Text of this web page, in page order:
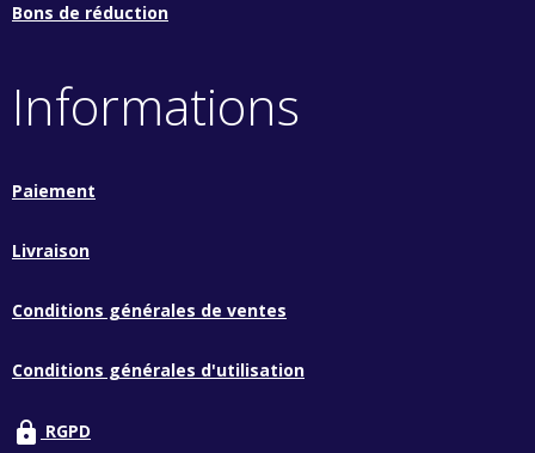
Bons de réduction
Informations
Paiement
Livraison
Conditions générales de ventes
Conditions générales d'utilisation
lock RGPD